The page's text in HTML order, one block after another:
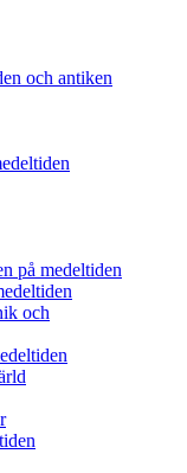
och antiken
på medeltiden
och